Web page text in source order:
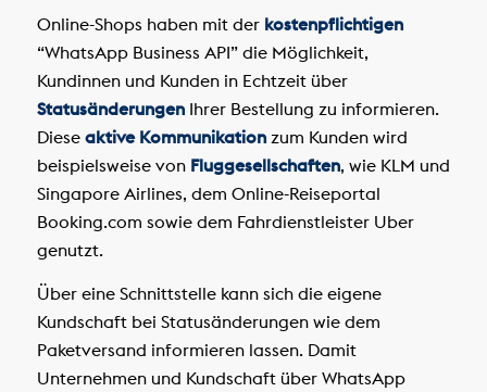
Online-Shops haben mit der kostenpflichtigen
“WhatsApp Business API” die Möglichkeit,
Kundinnen und Kunden in Echtzeit über
StatusänderungenIhrer Bestellung zu informieren.
Diese aktive Kommunikationzum Kunden wird
beispielsweise von Fluggesellschaften, wie KLM und
Singapore Airlines, dem Online-Reiseportal
Booking.com sowie dem Fahrdienstleister Uber
genutzt.
Über eine Schnittstelle kann sich die eigene
Kundschaft bei Statusänderungen wie dem
Paketversand informieren lassen. Damit
Unternehmen und Kundschaft über WhatsApp